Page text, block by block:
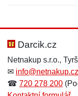
Hodnocení:
Jméno: *
Jméno:
E-mail:*
Darcik.cz
Netnakup s.r.o.,
✉ info@netnakup.cz
☎ 720 278 200